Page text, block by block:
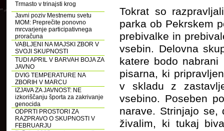
Trmasto v trinajsti krog
Javni poziv Mestnemu svetu
MOM: Preprečite ponovno
mrcvarjenje participativnega
proračuna
VABLJENI NA MAJSKI ZBOR V
SVOJI SKUPNOSTI
TUDI APRIL V BARVAH BOJA ZA
JAVNO
DVIG TEMPERATURE NA
ZBORIH V MARCU
IZJAVA ZA JAVNOST: NE
izkoriščanju športa za zakrivanje
genocida
ODPRTI PROSTORI ZA
RAZPRAVO O SKUPNOSTI V
FEBRUARJU
Tokrat so
parka ob Pekrskem
prebivalke in
vsebin. Delovna
katere bodo
pisarna, ki
v skladu z
vsebino. Poseben
narave. Strinjajo se,
živalim, ki tukaj